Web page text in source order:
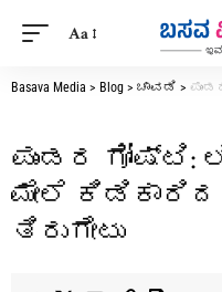
Aa
Basava Media > Blog > ಚಾವಡಿ >
ಪುಂಡರ ಗೋಷ್ಟಿ:
ಮೇಲೆ
ತಿರುಗೇಟು